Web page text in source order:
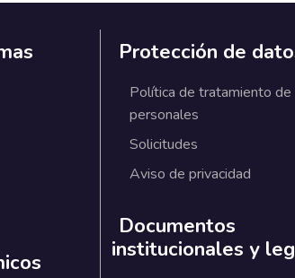
Protección de
Política de tratamiento
personales
Solicitudes
Aviso de privacidad
Documentos
institucionales y